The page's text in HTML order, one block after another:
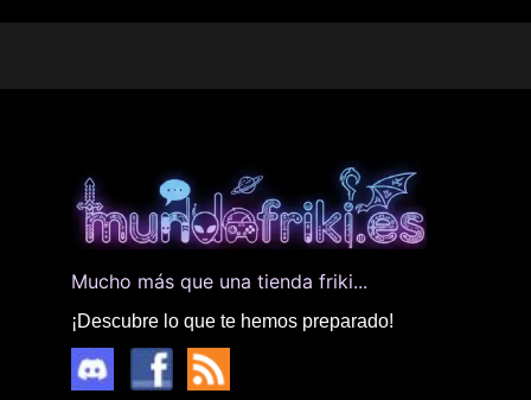
Mucho más que una tienda friki...
¡Descubre lo que te hemos preparado!